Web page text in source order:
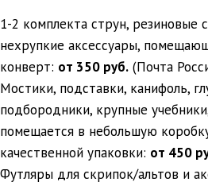
1-2 комплекта струн, резиновые
нехрупкие аксессуары,
конверт: от 350 руб. (Почта
Мостики, подставки, канифоль,
подбородники, крупные
помещается в небольшую
качественной упаковки: от 450
Футляры для скрипок/альтов и